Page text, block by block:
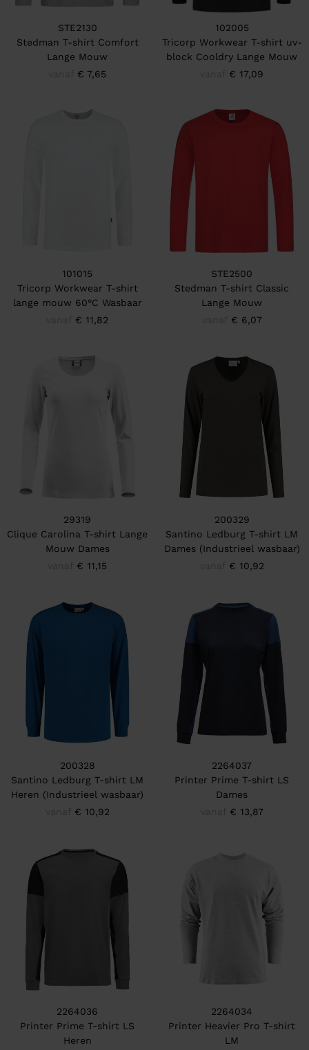
STE2130
Stedman T-shirt Comfort
Lange Mouw
€ 7,65
102005
Tricorp Workwear T-shirt uv-
block Cooldry Lange Mouw
€ 17,09
101015
Tricorp Workwear T-shirt
lange mouw 60°C Wasbaar
€ 11,82
STE2500
Stedman T-shirt Classic
Lange Mouw
€ 6,07
29319
Clique Carolina T-shirt Lange
Mouw Dames
€ 11,15
200329
Santino Ledburg T-shirt LM
Dames (Industrieel wasbaar)
€ 10,92
200328
Santino Ledburg T-shirt LM
Heren (Industrieel wasbaar)
€ 10,92
2264037
Printer Prime T-shirt LS
Dames
€ 13,87
2264036
Printer Prime T-shirt LS
Heren
2264034
Printer Heavier Pro T-shirt
LM